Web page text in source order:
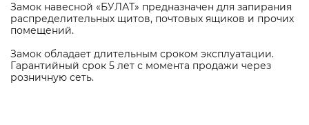
Замок навесной «БУЛАТ» предназначен для запирания
распределительных щитов, почтовых ящиков и прочих
помещений.
Замок обладает длительным сроком эксплуатации.
Гарантийный срок 5 лет с момента продажи через
розничную сеть.